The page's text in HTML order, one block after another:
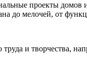
проекты
до мелочей, от
и творчества,